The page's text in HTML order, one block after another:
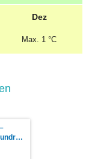
Dez
Max. 1 °C